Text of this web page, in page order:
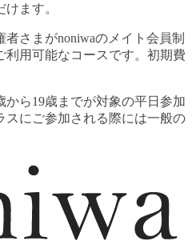
ます。
さまがnoniwaのメイト会員制
利用可能なコースです。初期費
ら19歳までが対象の平日参加
スにご参加される際には一般の